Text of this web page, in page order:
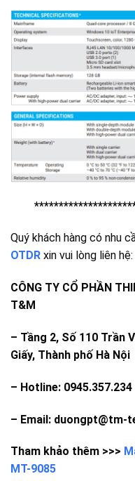
Quý khách hàng có nhu
OTDR xin vui lòng liên hệ:
CÔNG TY CỔ PHẦN
T&M
– Tầng 2, Số 110 Trần
Giấy, Thành phố Hà Nội
– Hotline:
– Email: duongpt@tm-
Tham khảo thêm >>>
MT-9085